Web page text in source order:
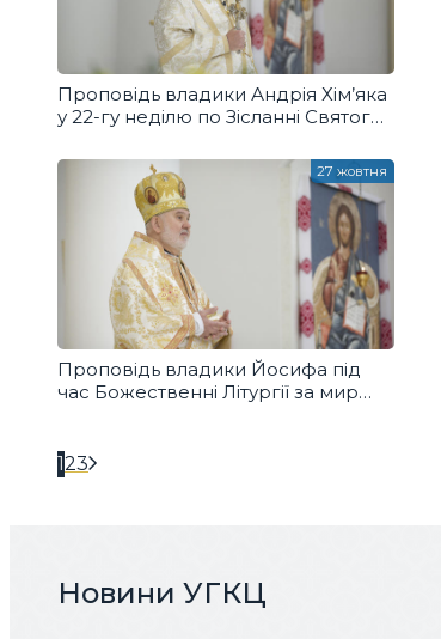
Проповідь владики Андрія Хім’яка
у 22-гу неділю по Зісланні Святого
Проповідь владики Йосифа під
час Божественні Літургії за мир
27 жовтня
123
Новини УГКЦ